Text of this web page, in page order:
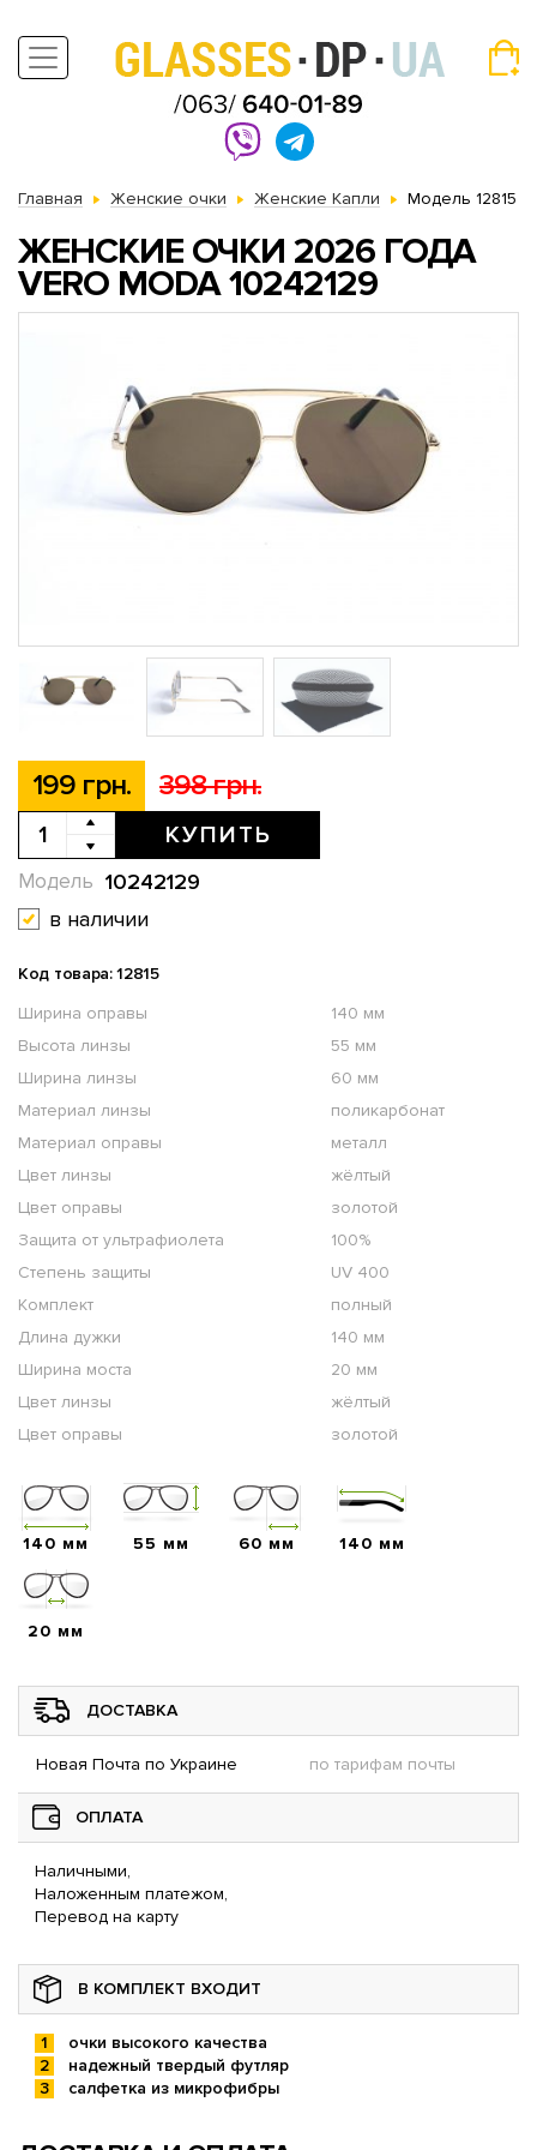
Главная Женские очки Женские Капли Модель 12815
ЖЕНСКИЕ ОЧКИ 2026 ГОДА
VERO MODA 10242129
199 грн. 398 грн.
КУПИТЬ
10242129
Модель
в наличии
Код товара: 12815
Ширина оправы
140 мм
Высота линзы
55 мм
Ширина линзы
60 мм
Материал линзы
поликарбонат
Материал оправы
металл
Цвет линзы
жёлтый
Цвет оправы
золотой
Защита от ультрафиолета
100%
Степень защиты
UV 400
Комплект
полный
Длина дужки
140 мм
Ширина моста
20 мм
Цвет линзы
жёлтый
Цвет оправы
золотой
140 мм 55 мм 60 мм 140 мм
20 мм
ДОСТАВКА
Новая Почта по Украине по тарифам почты
ОПЛАТА
Наличными,
Наложенным платежом,
Перевод на карту
В КОМПЛЕКТ ВХОДИТ
очки высокого качества
надежный твердый футляр
салфетка из микрофибры